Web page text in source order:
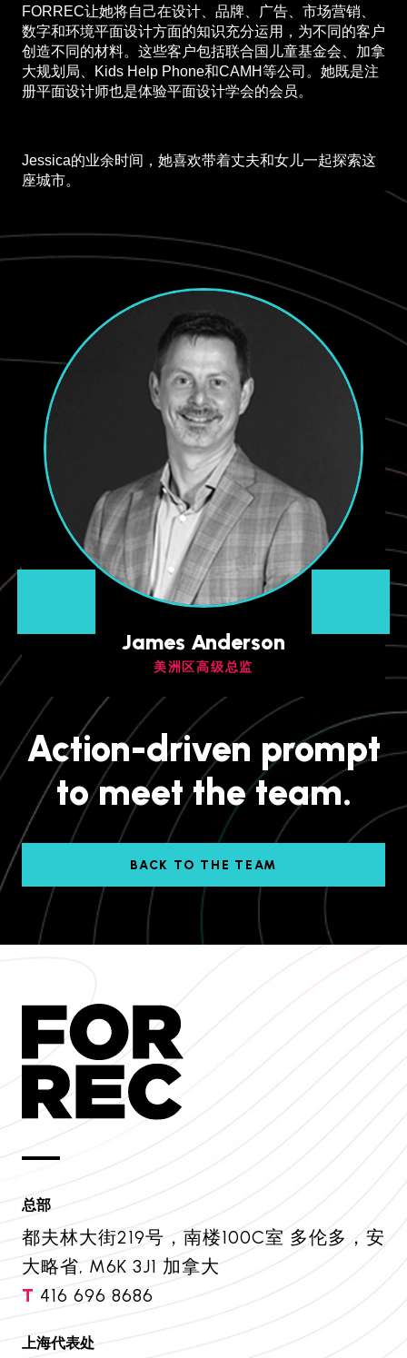
FORREC让她将自己在设计、品牌、广告、市场营销、
数字和环境平面设计方面的知识充分运用，为不同的客户
创造不同的材料。这些客户包括联合国儿童基金会、加拿
大规划局、Kids Help Phone和CAMH等公司。她既是注
册平面设计师也是体验平面设计学会的会员。
Jessica的业余时间，她喜欢带着丈夫和女儿一起探索这
座城市。
James Anderson
美洲区高级总监
Action-driven prompt
to meet the team.
BACK TO THE TEAM
总部
都夫林大街219号，南楼100C室 多伦多，安
大略省, M6K 3J1 加拿大
T 416 696 8686
上海代表处